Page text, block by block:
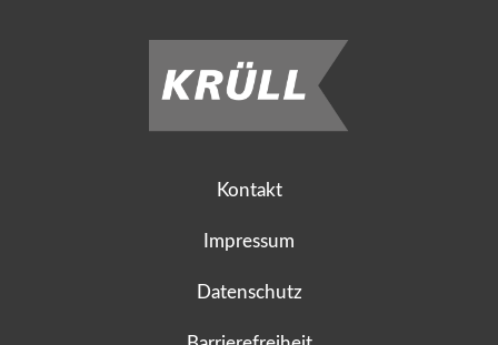
Kontakt
Impressum
Datenschutz